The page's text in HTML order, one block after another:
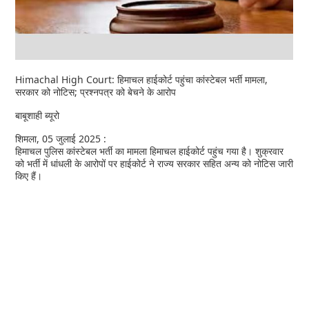
Himachal High Court: हिमाचल हाईकोर्ट पहुंचा कांस्टेबल भर्ती मामला,
सरकार को नोटिस; प्रश्नपत्र को बेचने के आरोप
बाबूशाही ब्यूरो
शिमला, 05 जुलाई 2025 :
हिमाचल पुलिस कांस्टेबल भर्ती का मामला हिमाचल हाईकोर्ट पहुंच गया है। शुक्रवार
को भर्ती में धांधली के आरोपों पर हाईकोर्ट ने राज्य सरकार सहित अन्य को नोटिस जारी
किए हैं।